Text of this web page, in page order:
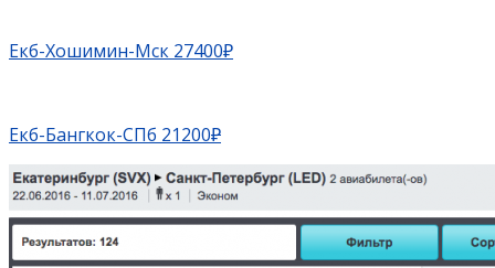
Екб-Хошимин-Мск 27400₽
Екб-Бангкок-СПб 21200₽